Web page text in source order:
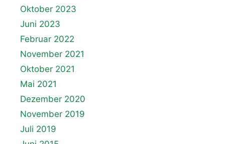
Oktober 2023
Juni 2023
Februar 2022
November 2021
Oktober 2021
Mai 2021
Dezember 2020
November 2019
Juli 2019